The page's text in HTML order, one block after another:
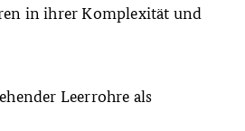
in ihrer Komplexität und
Leerrohre als